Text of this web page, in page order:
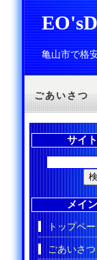
亀山市で格
ごあいさつ
サイ
メイ
トップペ
ごあいさつ